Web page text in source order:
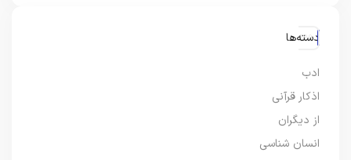
دسته‌ها
ادب
اذکار قرآنی
از دیگران
انسان شناسی